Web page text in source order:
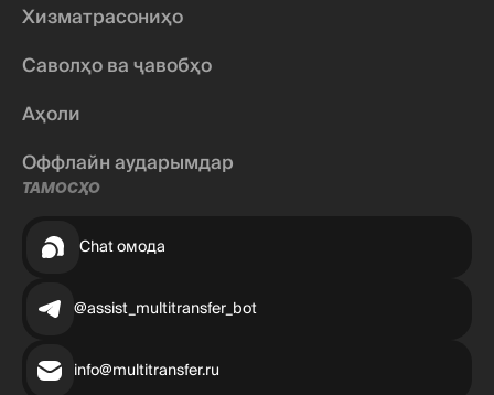
Хизматрасониҳо
Саволҳо ва ҷавобҳо
Аҳоли
Оффлайн аударымдар
ТАМОСҲО
Chat омода
@assist_multitransfer_bot
info@multitransfer.ru